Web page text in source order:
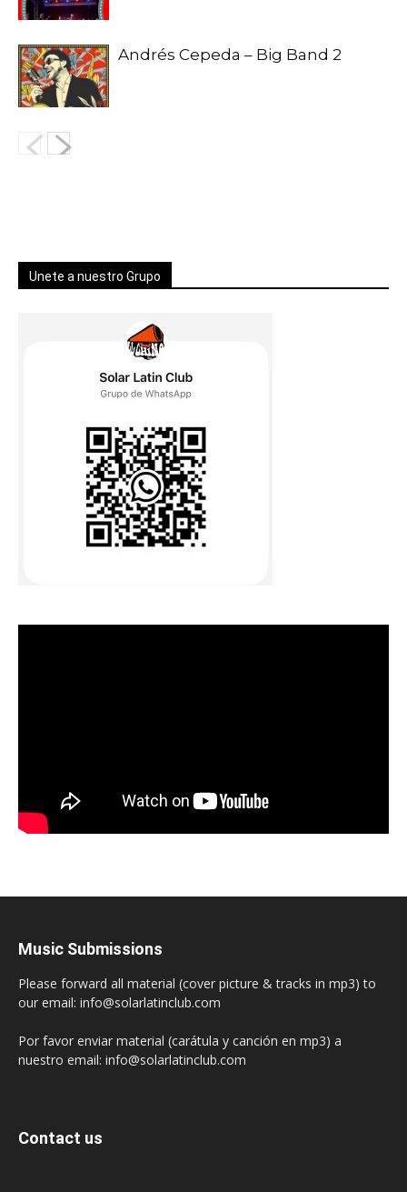
Andrés Cepeda – Big Band 2
Unete a nuestro Grupo
Music Submissions
Please forward all material (cover picture & tracks in mp3) to
our email: info@solarlatinclub.com
Por favor enviar material (carátula y canción en mp3) a
nuestro email: info@solarlatinclub.com
Contact us